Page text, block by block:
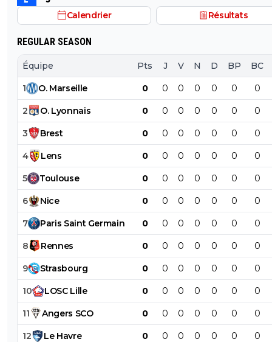
Calendrier Résultats
REGULAR SEASON
Équipe Pts J V N D BP BC
1 O. Marseille 0 0 0 0 0 0 0
2 O. Lyonnais 0 0 0 0 0 0 0
3 Brest 0 0 0 0 0 0 0
4 Lens 0 0 0 0 0 0 0
5 Toulouse 0 0 0 0 0 0 0
6 Nice 0 0 0 0 0 0 0
7 Paris Saint Germain 0 0 0 0 0 0 0
8 Rennes 0 0 0 0 0 0 0
9 Strasbourg 0 0 0 0 0 0 0
10 LOSC Lille 0 0 0 0 0 0 0
11 Angers SCO 0 0 0 0 0 0 0
12 Le Havre 0 0 0 0 0 0 0